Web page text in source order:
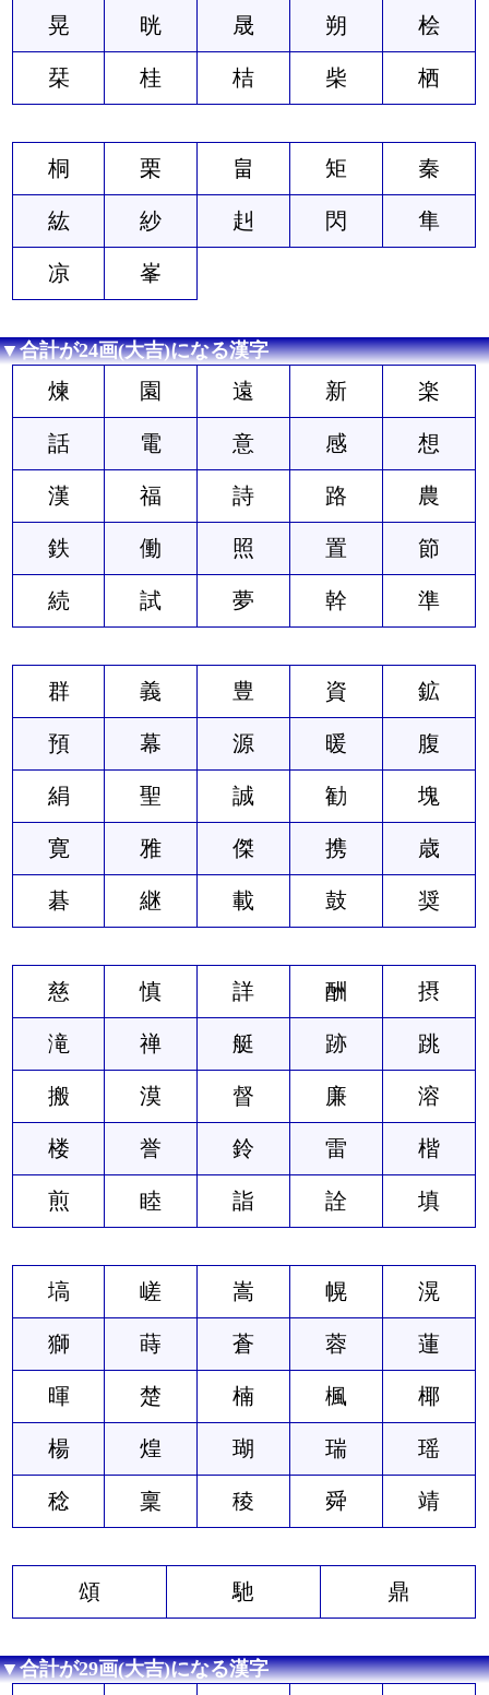
晃 晄 晟 朔 桧
栞 桂 桔 柴 栖
桐 栗 畠 矩 秦
紘 紗 赳 閃 隼
凉 峯
▼合計が24画(大吉)になる漢字
煉 園 遠 新 楽
話 電 意 感 想
漢 福 詩 路 農
鉄 働 照 置 節
続 試 夢 幹 準
群 義 豊 資 鉱
預 幕 源 暖 腹
絹 聖 誠 勧 塊
寛 雅 傑 携 歳
碁 継 載 鼓 奨
慈 慎 詳 酬 摂
滝 禅 艇 跡 跳
搬 漠 督 廉 溶
楼 誉 鈴 雷 楷
煎 睦 詣 詮 填
塙 嵯 嵩 幌 滉
獅 蒔 蒼 蓉 蓮
暉 楚 楠 楓 椰
楊 煌 瑚 瑞 瑶
稔 稟 稜 舜 靖
頌 馳 鼎
▼合計が29画(大吉)になる漢字